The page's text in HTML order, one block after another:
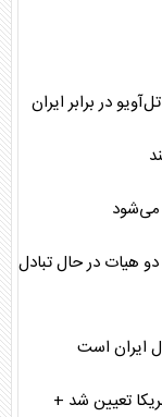
در برابر ایران
می‌شود
هیات در حال تبادل
ایران است
تعیین شد +